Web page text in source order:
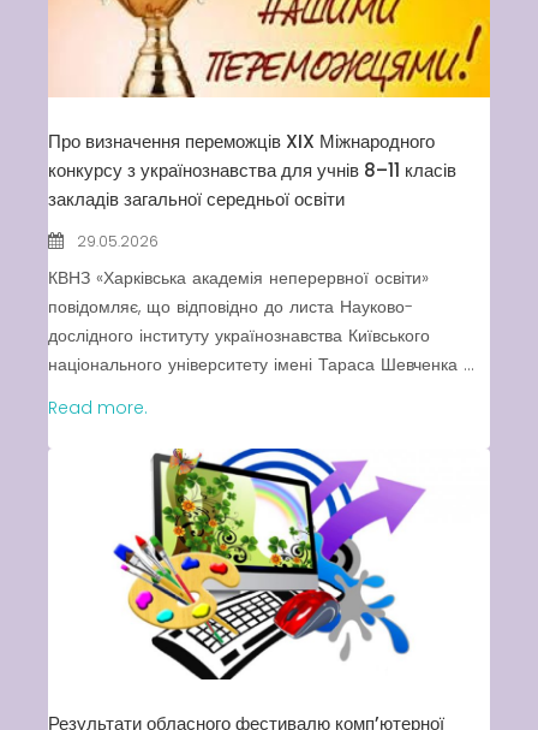
Swimming Lessons at New
Pool
Play is Our Brain’s Favorite
Latter match class
New Friends Everyday at
Вакансії,Публічна
Про визначення переможців XIX Міжнародного
конкурсу з українознавства для учнів 8–11 класів
закладів загальної середньої освіти
29.05.2026
КВНЗ «Харківська академія неперервної освіти»
повідомляє, що відповідно до листа Науково-
дослідного інституту українознавства Київського
національного університету імені Тараса Шевченка ...
Read more.
Результати обласного фестивалю комп’ютерної